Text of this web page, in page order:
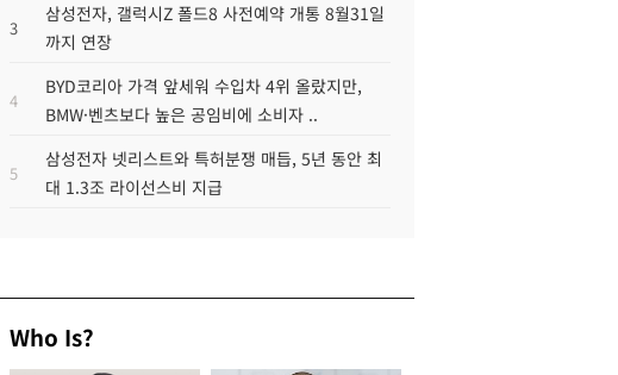
3
삼성전자, 갤럭시Z 폴드8 사전예약 개통 8월31일
까지 연장
4
BYD코리아 가격 앞세워 수입차 4위 올랐지만,
BMW·벤츠보다 높은 공임비에 소비자 ..
5
삼성전자 넷리스트와 특허분쟁 매듭, 5년 동안 최
대 1.3조 라이선스비 지급
Who Is?